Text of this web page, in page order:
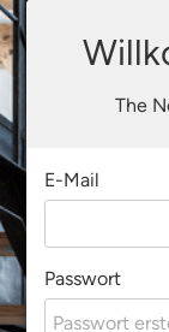
The
E-Mail
Passwort